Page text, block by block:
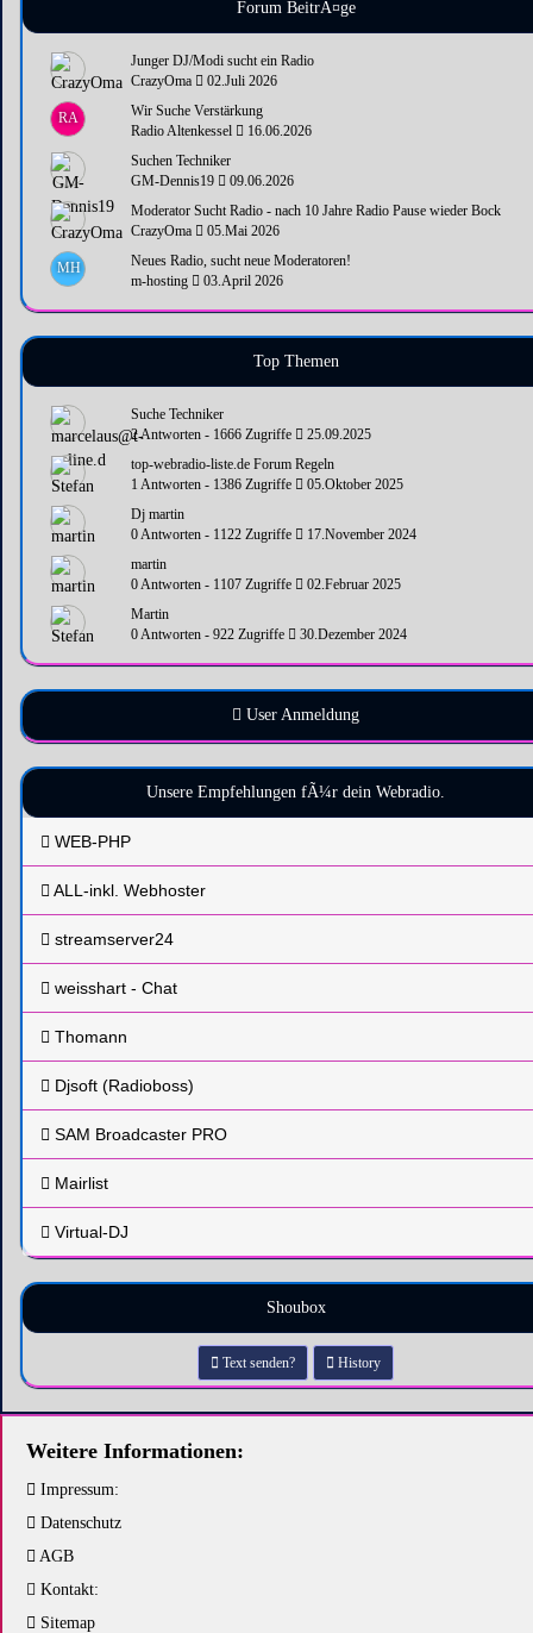
Forum BeitrÃ¤ge
Junger DJ/Modi sucht ein Radio
CrazyOma
02.Juli 2026
RA
Wir Suche Verstärkung
Radio Altenkessel
16.06.2026
Suchen Techniker
GM-Dennis19
09.06.2026
Moderator Sucht Radio - nach 10 Jahre Radio Pause wieder Bock
CrazyOma
05.Mai 2026
MH
Neues Radio, sucht neue Moderatoren!
m-hosting
03.April 2026
Top Themen
Suche Techniker
2 Antworten - 1666 Zugriffe
25.09.2025
top-webradio-liste.de Forum Regeln
1 Antworten - 1386 Zugriffe
05.Oktober 2025
Dj martin
0 Antworten - 1122 Zugriffe
17.November 2024
martin
0 Antworten - 1107 Zugriffe
02.Februar 2025
Martin
0 Antworten - 922 Zugriffe
30.Dezember 2024
User Anmeldung
Unsere Empfehlungen fÃ¼r dein Webradio.
WEB-PHP
ALL-inkl. Webhoster
streamserver24
weisshart - Chat
Thomann
Djsoft (Radioboss)
SAM Broadcaster PRO
Mairlist
Virtual-DJ
Shoubox
Text senden? History
Weitere Informationen:
Impressum:
Datenschutz
AGB
Kontakt:
Sitemap